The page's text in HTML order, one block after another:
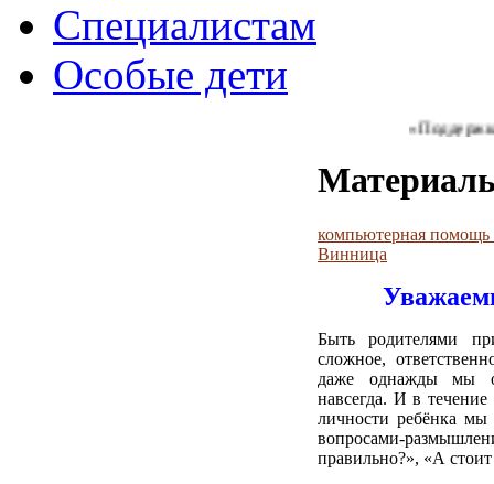
Специалистам
Особые дети
«Поддержка и
компьютерная помощь
Винница
Быть родителями
сложное,
даже однажды мы
навсегда. И в течение
личности ребёнка мы
вопросами-
правильно?», «А